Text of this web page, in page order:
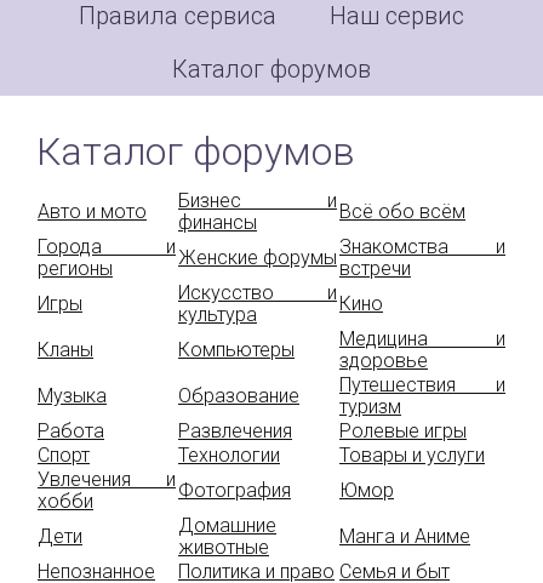
Правила сервиса
Наш сервис
Каталог форумов
Каталог форумов
Авто и мото
Бизнес и
финансы
Всё обо всём
Города и
регионы
Женские форумы Знакомства и
встречи
Игры
Искусство и
культура
Кино
Кланы
Компьютеры
Медицина и
здоровье
Музыка
Образование
Путешествия и
туризм
Работа
Развлечения
Ролевые игры
Спорт
Технологии
Товары и услуги
Увлечения и
хобби
Фотография
Юмор
Дети
Домашние
животные
Манга и Аниме
Непознанное
Политика и право Семья и быт